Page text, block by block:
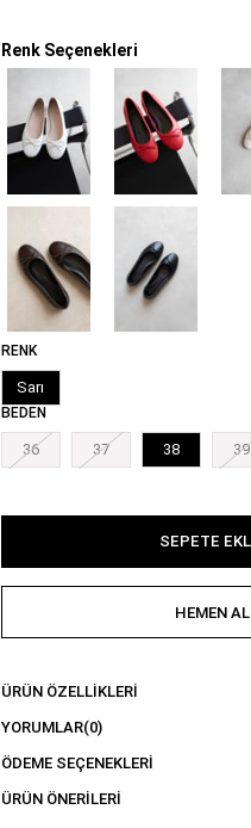
Renk Seçenekleri
RENK
Sarı
BEDEN
36 37 38 39
ÜRÜN ÖZELLIKLERI
YORUMLAR(0)
ÖDEME SEÇENEKLERI
ÜRÜN ÖNERILERI